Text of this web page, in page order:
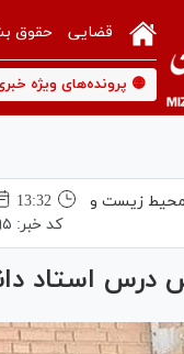
قضایی حقوق
🟡 پرونده‌های ویژه
زیست و
13:32
کد خبر:
درس استاد